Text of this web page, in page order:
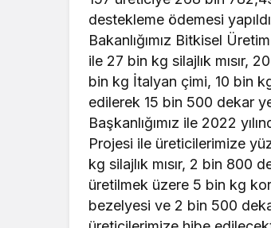
destekleme ödemesi
Bakanlığımız Bitkisel
ile 27 bin kg silajlık mısır,
bin kg İtalyan çimi, 10 bin
edilerek 15 bin 500 dekar
Başkanlığımız ile 2022
Projesi ile üreticilerimize
kg silajlık mısır, 2 bin 800
üretilmek üzere 5 bin kg
bezelyesi ve 2 bin 500